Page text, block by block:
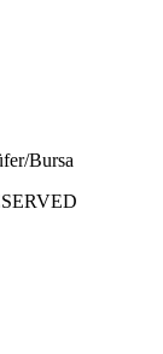
Bursa